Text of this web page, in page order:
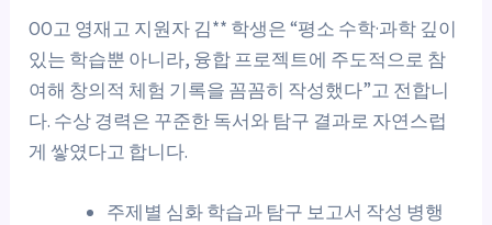
OO고 영재고 지원자 김** 학생은 “평소 수학·과학 깊이
있는 학습뿐 아니라, 융합 프로젝트에 주도적으로 참
여해 창의적 체험 기록을 꼼꼼히 작성했다”고 전합니
다. 수상 경력은 꾸준한 독서와 탐구 결과로 자연스럽
게 쌓였다고 합니다.
주제별 심화 학습과 탐구 보고서 작성 병행